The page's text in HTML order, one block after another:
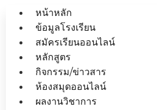
หน้าหลัก
ข้อมูลโรงเรียน
สมัครเรียนออนไลน์
หลักสูตร
กิจกรรม/ข่าวสาร
ห้องสมุดออนไลน์
ผลงานวิชาการ